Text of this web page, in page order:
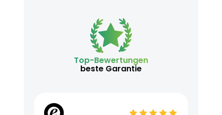
Top-Bewertungen
beste Garantie